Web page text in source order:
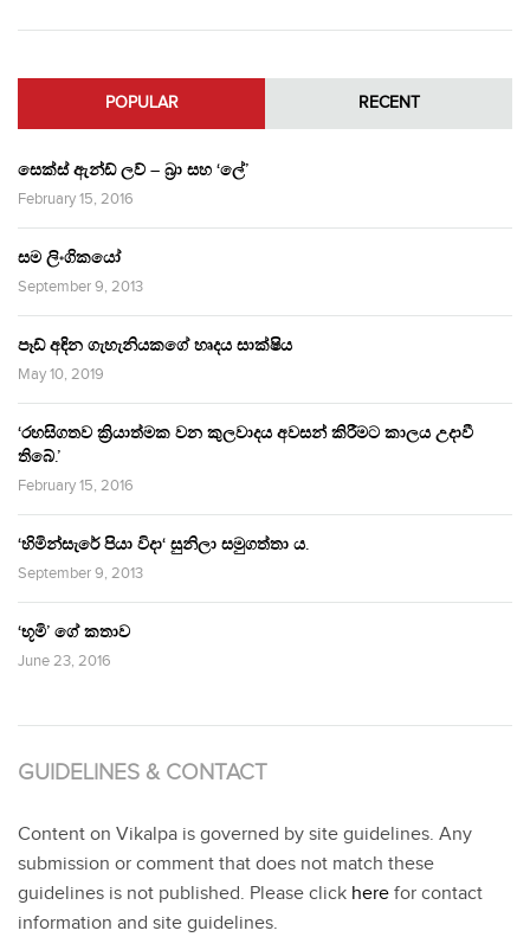
POPULAR RECENT
සෙක්ස් ඇන්ඩ් ලව් – බ්‍රා සහ ‘ලේ’
February 15, 2016
සම ලිංගිකයෝ
September 9, 2013
පෑඩ් අඳින ගැහැනියකගේ හෘදය සාක්ෂිය
May 10, 2019
‘රහසිගතව ක්‍රියාත්මක වන කුලවාදය අවසන් කිරීමට කාලය උදාවී
තිබේ.’
February 15, 2016
‘හිමින්සැරේ පියා විදා‘ සුනිලා සමුගත්තා ය.
September 9, 2013
‘භූමි’ ගේ කතාව
June 23, 2016
GUIDELINES & CONTACT
Content on Vikalpa is governed by site guidelines. Any
submission or comment that does not match these
guidelines is not published. Please click here for contact
information and site guidelines.